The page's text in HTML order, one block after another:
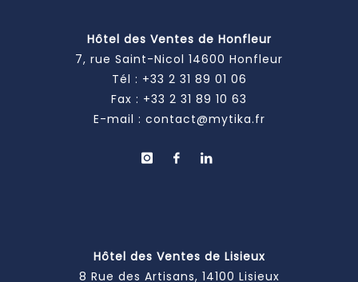
Hôtel des Ventes de Honfleur
7, rue Saint-Nicol 14600 Honfleur
Tél : +33 2 31 89 01 06
Fax : +33 2 31 89 10 63
E-mail : contact@mytika.fr
Hôtel des Ventes de Lisieux
8 Rue des Artisans, 14100 Lisieux